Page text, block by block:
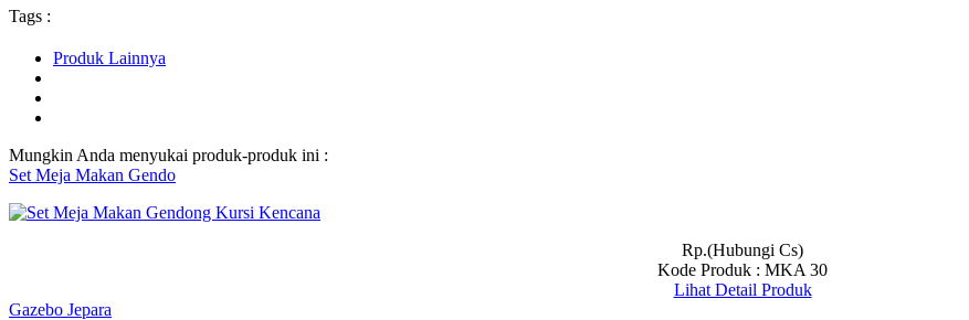
Tags :
Produk Lainnya
Mungkin Anda menyukai produk-produk ini :
Set Meja Makan Gendo
Rp.(Hubungi Cs)
Kode Produk : MKA 30
Lihat Detail Produk
Gazebo Jepara